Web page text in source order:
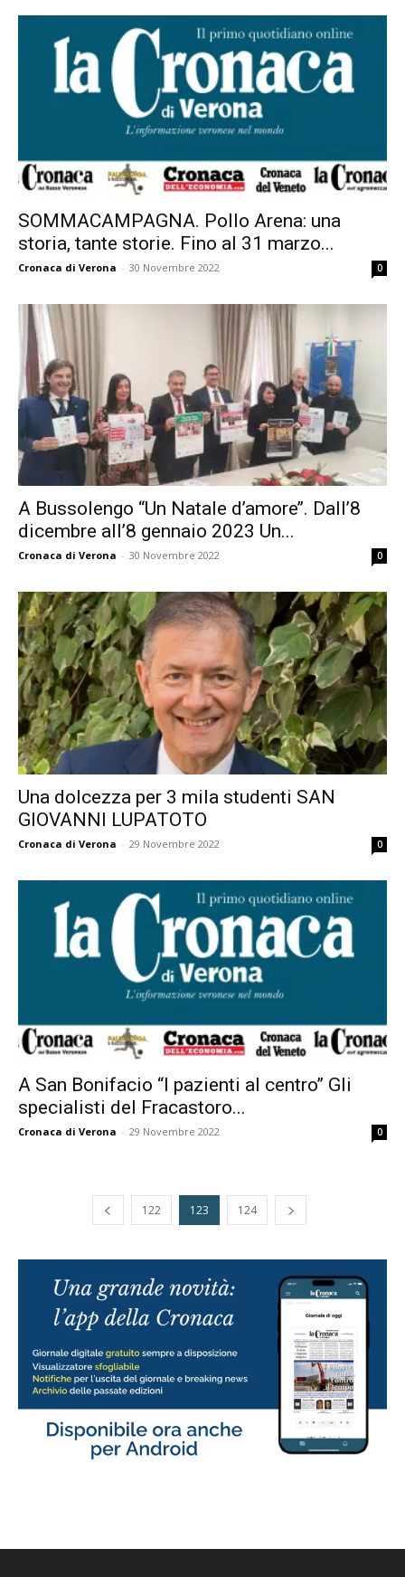
SOMMACAMPAGNA. Pollo Arena: una
storia, tante storie. Fino al 31 marzo...
Cronaca di Verona - 30 Novembre 2022 0
A Bussolengo “Un Natale d’amore’’. Dall’8
dicembre all’8 gennaio 2023 Un...
Cronaca di Verona - 30 Novembre 2022 0
Una dolcezza per 3 mila studenti SAN
GIOVANNI LUPATOTO
Cronaca di Verona - 29 Novembre 2022 0
A San Bonifacio “I pazienti al centro’’ Gli
specialisti del Fracastoro...
Cronaca di Verona - 29 Novembre 2022 0
122 123 124